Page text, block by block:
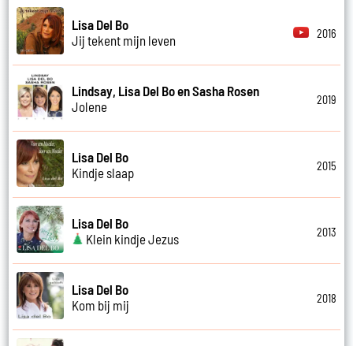
Lisa Del Bo
Jij tekent mijn leven
2016
Lindsay, Lisa Del Bo en Sasha Rosen
Jolene
2019
Lisa Del Bo
Kindje slaap
2015
Lisa Del Bo
Klein kindje Jezus
2013
Lisa Del Bo
Kom bij mij
2018